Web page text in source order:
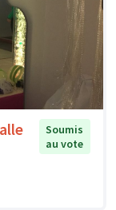
Soumis
au vote